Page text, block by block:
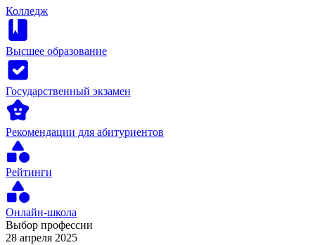
Колледж
Высшее образование
Государственный экзамен
Рекомендации для абитуриентов
Рейтинги
Онлайн-школа
Выбор профессии
28 апреля 2025